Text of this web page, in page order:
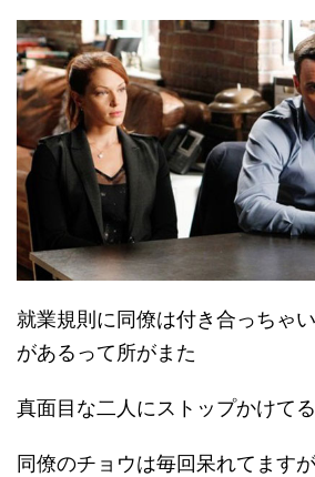
就業規則に同僚は付き合っちゃ
があるって所がまた
真面目な二人にストップかけてる
同僚のチョウは毎回呆れてます